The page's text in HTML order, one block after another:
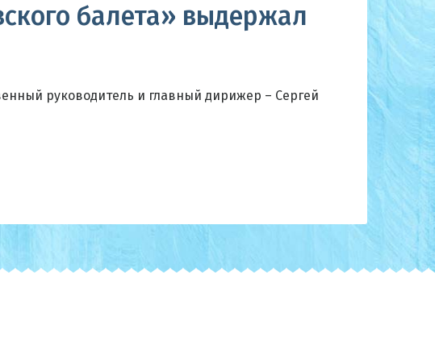
балета» выдержал
руководитель и главный дирижер – Сергей